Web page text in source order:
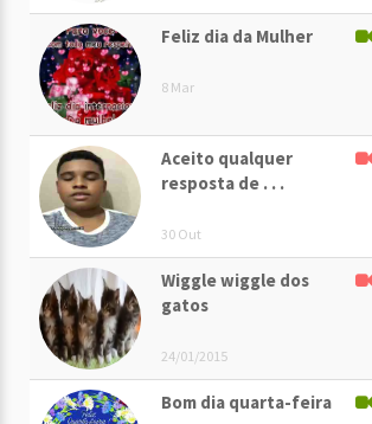
Feliz dia da Mulher
8 Mar
Aceito qualquer
resposta de . . .
30 Out
Wiggle wiggle dos
gatos
24/01/2015
Bom dia quarta-feira